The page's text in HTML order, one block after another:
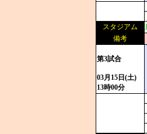
スタジアム
備考
第3試合
03月15日(土)
13時00分